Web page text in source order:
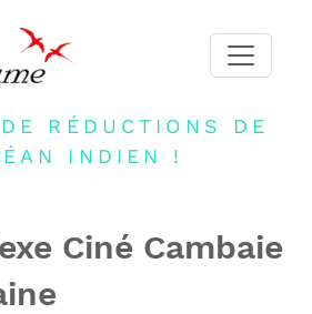
RÉDUCTIONS DE
INDIEN !
Ciné Cambaie